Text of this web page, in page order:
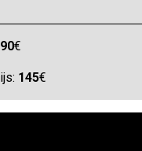
90€
145€